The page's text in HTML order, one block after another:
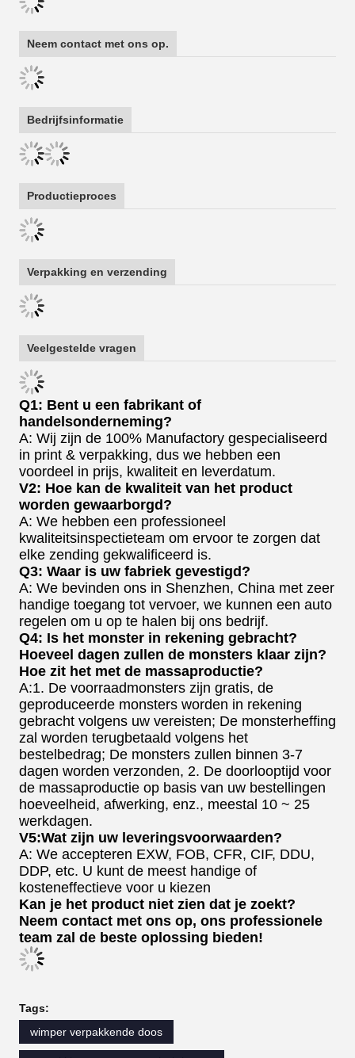
Neem contact met ons op.
Bedrijfsinformatie
Productieproces
Verpakking en verzending
Veelgestelde vragen
Q1: Bent u een fabrikant of
handelsonderneming?
A: Wij zijn de 100% Manufactory gespecialiseerd
in print & verpakking, dus we hebben een
voordeel in prijs, kwaliteit en leverdatum.
V2: Hoe kan de kwaliteit van het product
worden gewaarborgd?
A: We hebben een professioneel
kwaliteitsinspectieteam om ervoor te zorgen dat
elke zending gekwalificeerd is.
Q3: Waar is uw fabriek gevestigd?
A: We bevinden ons in Shenzhen, China met zeer
handige toegang tot vervoer, we kunnen een auto
regelen om u op te halen bij ons bedrijf.
Q4: Is het monster in rekening gebracht?
Hoeveel dagen zullen de monsters klaar zijn?
Hoe zit het met de massaproductie?
A:1. De voorraadmonsters zijn gratis, de
geproduceerde monsters worden in rekening
gebracht volgens uw vereisten; De monsterheffing
zal worden terugbetaald volgens het
bestelbedrag; De monsters zullen binnen 3-7
dagen worden verzonden, 2. De doorlooptijd voor
de massaproductie op basis van uw bestellingen
hoeveelheid, afwerking, enz., meestal 10 ~ 25
werkdagen.
V5:Wat zijn uw leveringsvoorwaarden?
A: We accepteren EXW, FOB, CFR, CIF, DDU,
DDP, etc. U kunt de meest handige of
kosteneffectieve voor u kiezen
Kan je het product niet zien dat je zoekt?
Neem contact met ons op, ons professionele
team zal de beste oplossing bieden!
Tags:
wimper verpakkende doos